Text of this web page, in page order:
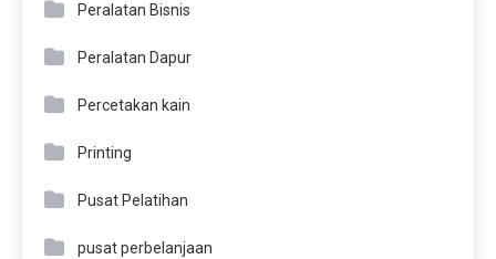
Peralatan Bisnis
Peralatan Dapur
Percetakan kain
Printing
Pusat Pelatihan
pusat perbelanjaan